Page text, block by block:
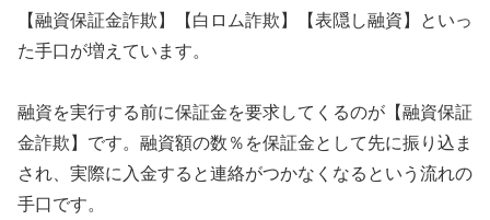
【融資保証金詐欺】【白ロム詐欺】【表隠し融資】といっ
た手口が増えています。
融資を実行する前に保証金を要求してくるのが【融資保証
金詐欺】です。融資額の数％を保証金として先に振り込ま
され、実際に入金すると連絡がつかなくなるという流れの
手口です。